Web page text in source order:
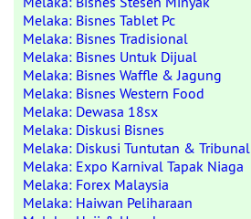
Melaka: Bisnes Tablet Pc
Melaka: Bisnes Tradisional
Melaka: Bisnes Untuk Dijual
Melaka: Bisnes Waffle & Jagung
Melaka: Bisnes Western Food
Melaka: Dewasa 18sx
Melaka: Diskusi Bisnes
Melaka: Diskusi Tuntutan & Tribunal
Melaka: Expo Karnival Tapak Niaga
Melaka: Forex Malaysia
Melaka: Haiwan Peliharaan